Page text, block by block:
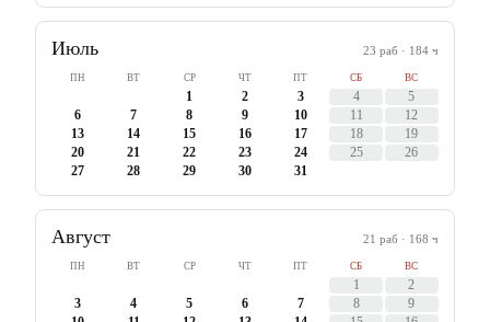
Июль 23 раб · 184 ч
ПН ВТ СР ЧТ ПТ СБ ВС
1 2 3 4
5
6
7 8 9 10 11
12
13
14 15 16 17 18
19
20
21 22 23 24 25
26
27
28 29 30 31
Август 21 раб · 168 ч
ПН ВТ СР ЧТ ПТ СБ ВС
1
2
3
4 5 6 7 8
9